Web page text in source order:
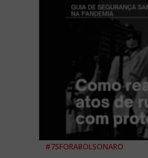
#7SFORABOLSONARO